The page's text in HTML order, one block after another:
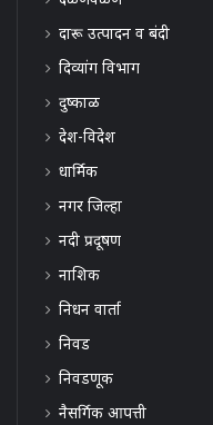
दारू उत्पादन व बंदी
दिव्यांग विभाग
दुष्काळ
देश-विदेश
धार्मिक
नगर जिल्हा
नदी प्रदूषण
नाशिक
निधन वार्ता
निवड
निवडणूक
नैसर्गिक आपत्ती